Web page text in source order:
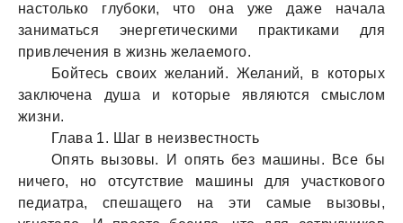
настолько глубоки, что она уже даже начала
заниматься энергетическими практиками для
привлечения в жизнь желаемого.
Бойтесь своих желаний. Желаний, в которых
заключена душа и которые являются смыслом
жизни.
Глава 1. Шаг в неизвестность
Опять вызовы. И опять без машины. Все бы
ничего, но отсутствие машины для участкового
педиатра, спешащего на эти самые вызовы,